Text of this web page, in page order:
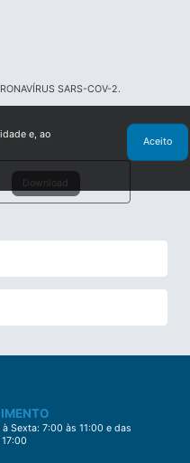
SARS-COV-2.
Download
à Sexta: 7:00 às 11:00 e das
e, ao
Aceito